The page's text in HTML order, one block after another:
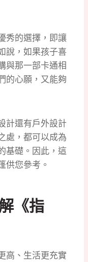
秀的選擇，即讓
說，如果孩子喜
與那一部卡通相
的心願，又能夠
計還有戶外設計
處，都可以成為
基礎。因此，這
供您參考。
《指
高、生活更充實